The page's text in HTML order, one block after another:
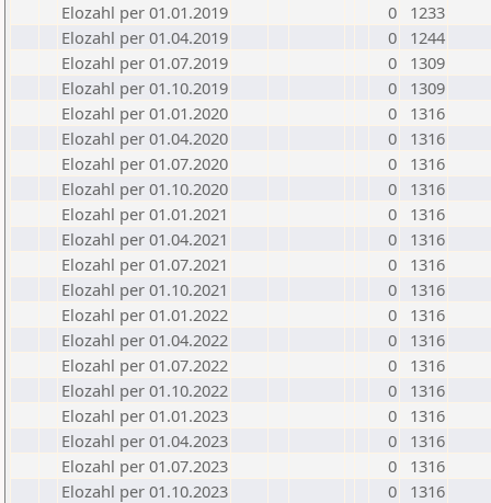
Elozahl per 01.01.2019
0
1233
Elozahl per 01.04.2019
0
1244
Elozahl per 01.07.2019
0
1309
Elozahl per 01.10.2019
0
1309
Elozahl per 01.01.2020
0
1316
Elozahl per 01.04.2020
0
1316
Elozahl per 01.07.2020
0
1316
Elozahl per 01.10.2020
0
1316
Elozahl per 01.01.2021
0
1316
Elozahl per 01.04.2021
0
1316
Elozahl per 01.07.2021
0
1316
Elozahl per 01.10.2021
0
1316
Elozahl per 01.01.2022
0
1316
Elozahl per 01.04.2022
0
1316
Elozahl per 01.07.2022
0
1316
Elozahl per 01.10.2022
0
1316
Elozahl per 01.01.2023
0
1316
Elozahl per 01.04.2023
0
1316
Elozahl per 01.07.2023
0
1316
Elozahl per 01.10.2023
0
1316